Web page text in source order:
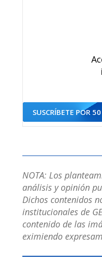
SUSCRÍBETE POR
NOTA: Los
análisis y opinión
Dichos contenidos
institucionales de
contenido de las
eximiendo